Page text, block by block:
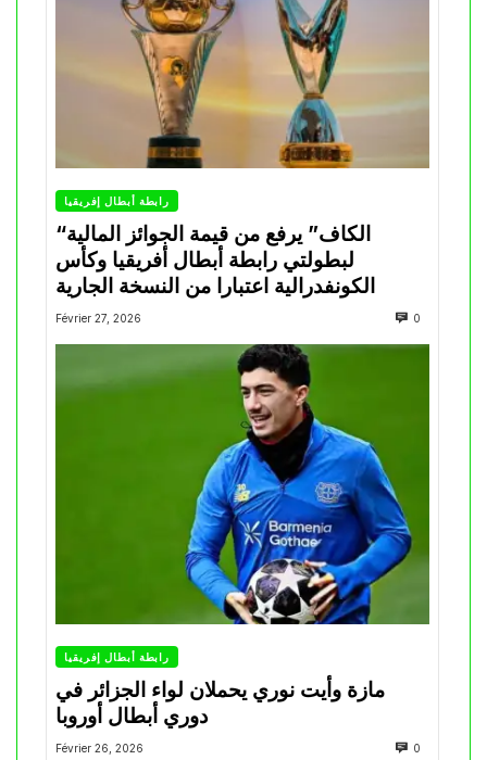
رابطة أبطال إفريقيا
“الكاف” يرفع من قيمة الجوائز المالية
لبطولتي رابطة أبطال أفريقيا وكأس
الكونفدرالية اعتبارا من النسخة الجارية
Février 27, 2026 0
رابطة أبطال إفريقيا
مازة وأيت نوري يحملان لواء الجزائر في
دوري أبطال أوروبا
Février 26, 2026 0